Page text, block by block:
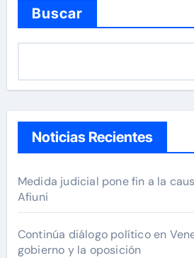
Buscar
Noticias Recientes
Medida judicial pone fin a la
Afiuni
Continúa diálogo político en
gobierno y la oposición